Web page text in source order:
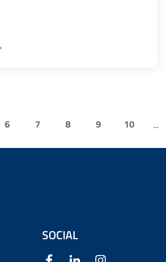
6 7 8 9 10 ...
SOCIAL